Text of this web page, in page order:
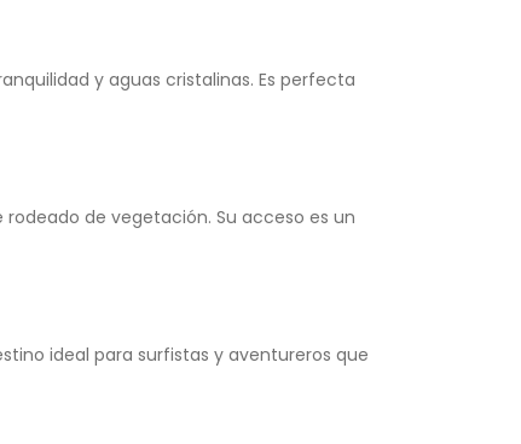
y aguas cristalinas. Es perfecta
de vegetación. Su acceso es un
ideal para surfistas y aventureros que